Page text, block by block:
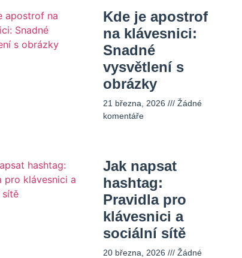
Kde je apostrof
na klávesnici:
Snadné
vysvětlení s
obrázky
21 března, 2026
Žádné
komentáře
Jak napsat
hashtag:
Pravidla pro
klávesnici a
sociální sítě
20 března, 2026
Žádné